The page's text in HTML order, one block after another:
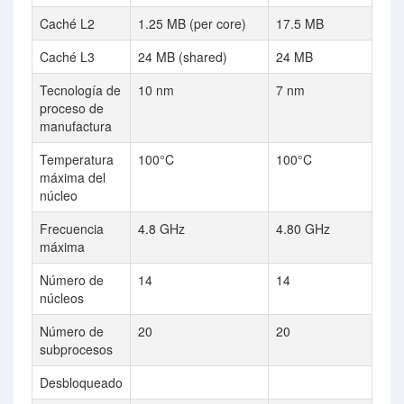
Caché L2
1.25 MB (per core)
17.5 MB
Caché L3
24 MB (shared)
24 MB
Tecnología de
proceso de
manufactura
10 nm 7 nm
Temperatura
máxima del
núcleo
100°C 100°C
Frecuencia
máxima
4.8 GHz 4.80 GHz
Número de
núcleos
14 14
Número de
subprocesos
20 20
Desbloqueado